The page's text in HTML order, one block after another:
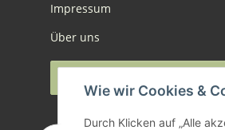
Wie wir Cookies &
Durch Klicken auf „Alle
Impressum
Über uns